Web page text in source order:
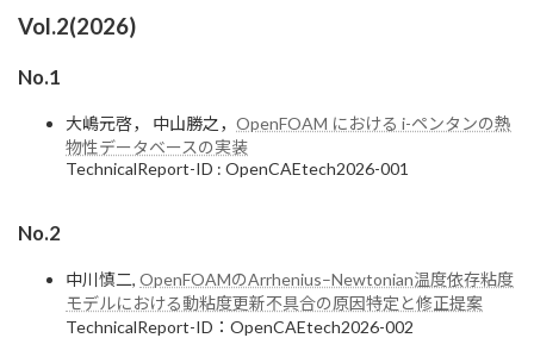
Vol.2(2026)
No.1
大嶋元啓， 中山勝之， OpenFOAM における i-ペンタンの熱
物性データベースの実装
TechnicalReport-ID : OpenCAEtech2026-001
No.2
中川慎二, OpenFOAMのArrhenius–Newtonian温度依存粘度
モデルにおける動粘度更新不具合の原因特定と修正提案
TechnicalReport-ID：OpenCAEtech2026-002